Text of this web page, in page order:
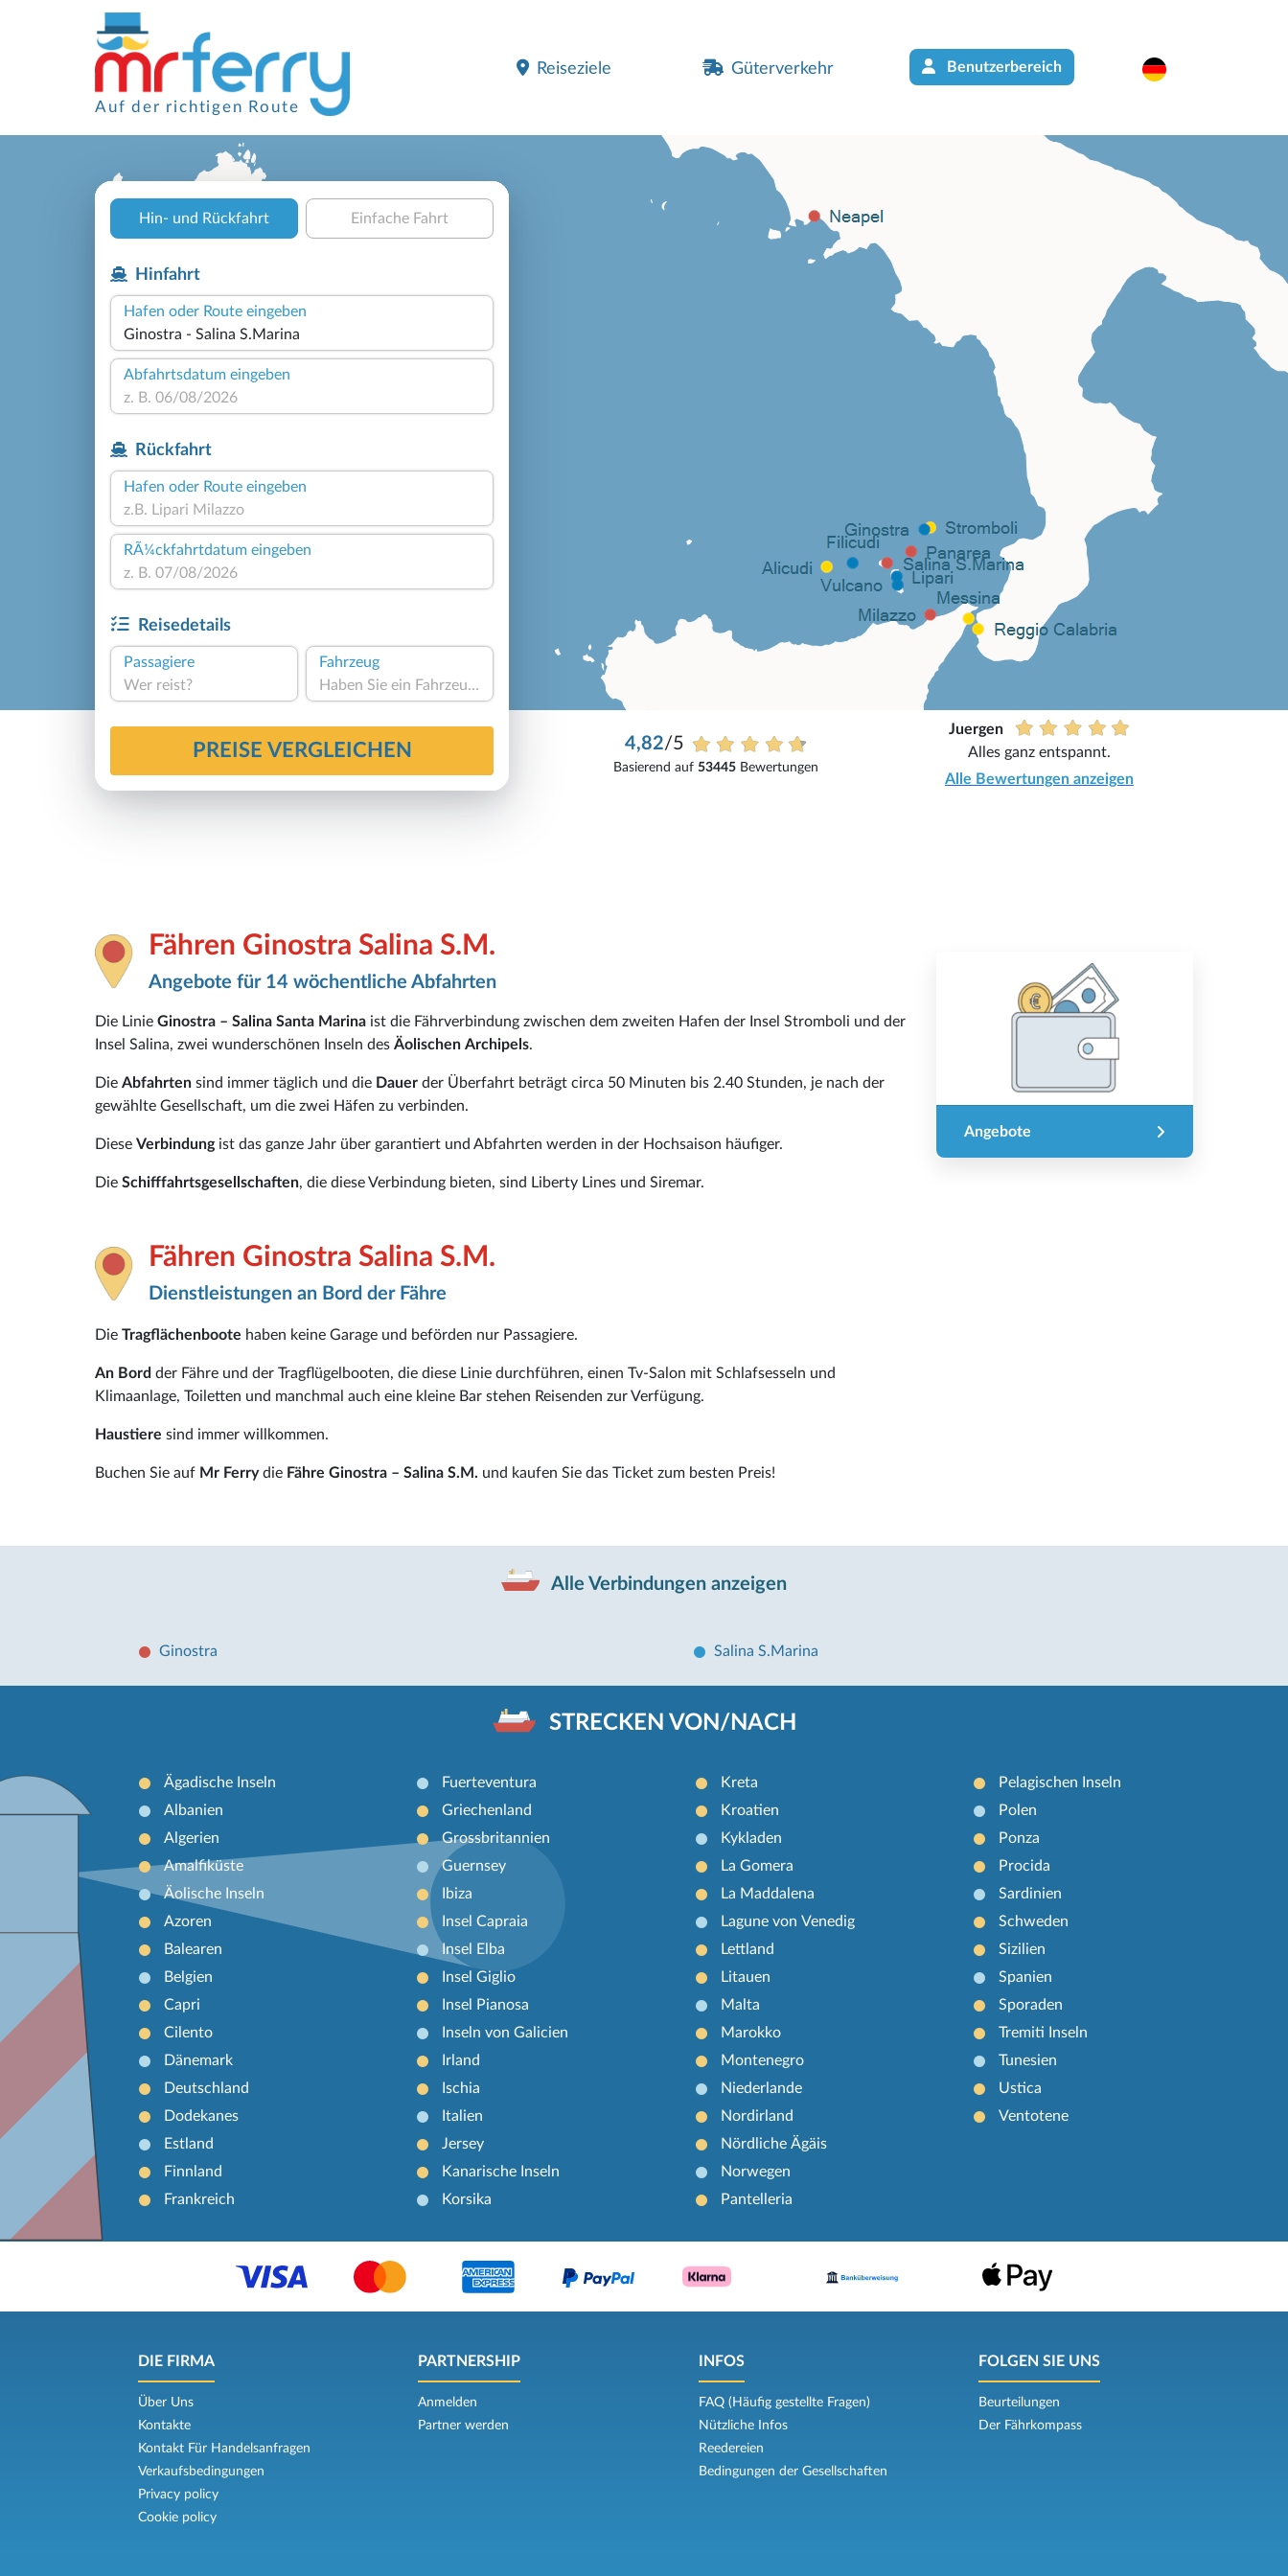
Auf der richtigen Route
Reiseziele Güterverkehr Benutzerbereich
Hin- und Rückfahrt Einfache Fahrt
Hinfahrt
Hafen oder Route eingeben
Abfahrtsdatum eingeben
Rückfahrt
Hafen oder Route eingeben
RÃ¼ckfahrtdatum eingeben
Reisedetails
Passagiere
Wer reist?
Fahrzeug
Haben Sie ein Fahrzeug?
PREISE VERGLEICHEN 4,82/5
Basierend auf53445 Bewertungen
Juergen
Alles ganz entspannt.
Alle Bewertungen anzeigen
Fähren Ginostra Salina S.M.
Angebote für 14 wöchentliche Abfahrten
Die Linie Ginostra – Salina Santa Marina ist die Fährverbindung zwischen dem zweiten Hafen der Insel Stromboli und der
Insel Salina, zwei wunderschönen Inseln des Äolischen Archipels.
Die Abfahrten sind immer täglich und die Dauer der Überfahrt beträgt circa 50 Minuten bis 2.40 Stunden, je nach der
gewählte Gesellschaft, um die zwei Häfen zu verbinden.
Diese Verbindungist das ganze Jahr über garantiert und Abfahrten werden in der Hochsaison häufiger.
Die Schifffahrtsgesellschaften, die diese Verbindung bieten, sind Liberty Lines und Siremar.
Fähren Ginostra Salina S.M.
Dienstleistungen an Bord der Fähre
Die Tragflächenboote haben keine Garage und beförden nur Passagiere.
An Bord der Fähre und der Tragflügelbooten, die diese Linie durchführen, einen Tv-Salon mit Schlafsesseln und
Klimaanlage, Toiletten und manchmal auch eine kleine Bar stehen Reisenden zur Verfügung.
Haustiere sind immer willkommen.
Buchen Sie auf Mr Ferrydie Fähre Ginostra – Salina S.M. und kaufen Sie das Ticket zum besten Preis!
Angebote
Alle Verbindungen anzeigen
Ginostra Salina S.Marina
STRECKEN VON/NACH
Ägadische Inseln
Albanien
Algerien
Amalfiküste
Äolische Inseln
Azoren
Balearen
Belgien
Capri
Cilento
Dänemark
Deutschland
Dodekanes
Estland
Finnland
Frankreich
Fuerteventura
Griechenland
Grossbritannien
Guernsey
Ibiza
Insel Capraia
Insel Elba
Insel Giglio
Insel Pianosa
Inseln von Galicien
Irland
Ischia
Italien
Jersey
Kanarische Inseln
Korsika
Kreta
Kroatien
Kykladen
La Gomera
La Maddalena
Lagune von Venedig
Lettland
Litauen
Malta
Marokko
Montenegro
Niederlande
Nordirland
Nördliche Ägäis
Norwegen
Pantelleria
Pelagischen Inseln
Polen
Ponza
Procida
Sardinien
Schweden
Sizilien
Spanien
Sporaden
Tremiti Inseln
Tunesien
Ustica
Ventotene
DIE FIRMA
Über Uns
Kontakte
Kontakt Für Handelsanfragen
Verkaufsbedingungen
Privacy policy
Cookie policy
PARTNERSHIP
Anmelden
Partner werden
INFOS
FAQ (Häufig gestellte Fragen)
Nützliche Infos
Reedereien
Bedingungen der Gesellschaften
FOLGEN SIE UNS
Beurteilungen
Der Fährkompass